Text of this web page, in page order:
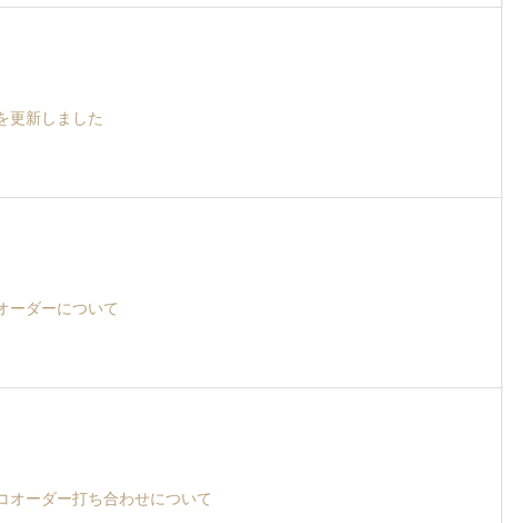
更新しました
ーダーについて
ーダー打ち合わせについて